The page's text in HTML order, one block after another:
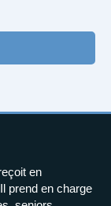
en
prend en charge